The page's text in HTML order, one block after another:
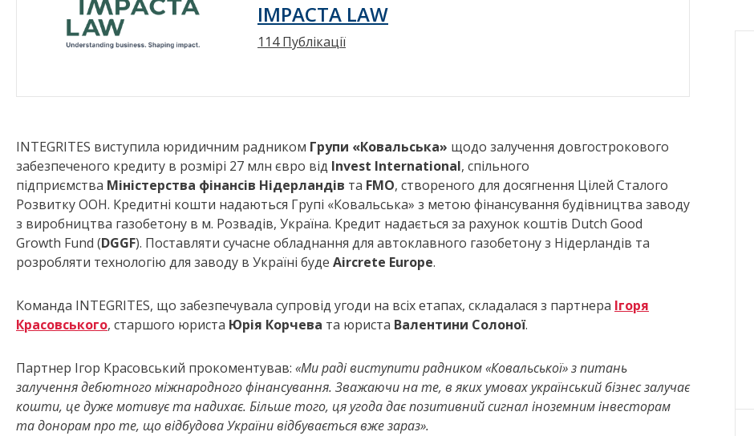
IMPACTA LAW
114 Публікації
INTEGRITES виступила юридичним радником Групи «Ковальська» щодо залучення довгострокового
забезпеченого кредиту в розмірі 27 млн євро від Invest International, спільного
підприємства Міністерства фінансів Нідерландів та FMO, створеного для досягнення Цілей Cталого
Розвитку ООН. Кредитні кошти надаються Групі «Ковальська» з метою фінансування будівництва заводу
з виробництва газобетону в м. Розвадів, Україна. Кредит надається за рахунок коштів Dutch Good
Growth Fund (DGGF). Поставляти сучасне обладнання для автоклавного газобетону з Нідерландів та
розробляти технологію для заводу в Україні буде Aircrete Europe.
Команда INTEGRITES, що забезпечувала супровід угоди на всіх етапах, складалася з партнера Ігоря
Красовського, старшого юриста Юрія Корчева та юриста Валентини Солоної.
Партнер Ігор Красовський прокоментував: «Ми раді виступити радником «Ковальської» з питань
залучення дебютного міжнародного фінансування. Зважаючи на те, в яких умовах український бізнес залучає
кошти, це дуже мотивує та надихає. Більше того, ця угода дає позитивний сигнал іноземним інвесторам
та донорам про те, що відбудова України відбувається вже зараз».